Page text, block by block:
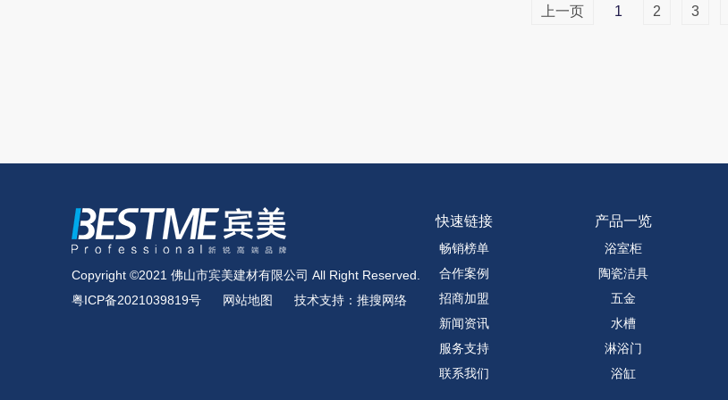
上一页 1 2 3
Copyright ©2021 佛山市宾美建材有限公司 All Right Reserved.
粤ICP备2021039819号
网站地图 技术支持：推搜网络
快速链接
畅销榜单
合作案例
招商加盟
新闻资讯
服务支持
联系我们
产品一览
浴室柜
陶瓷洁具
五金
水槽
淋浴门
浴缸